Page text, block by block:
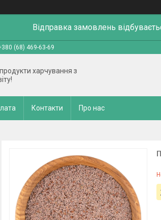
Відправка замовлень
(68) 469-63-69
харчування з
Контакти Про нас